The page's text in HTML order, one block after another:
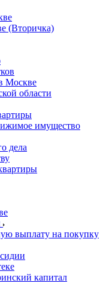
(Вторичка)
Москве
области
имущество
дела
выплату на покупку
капитал